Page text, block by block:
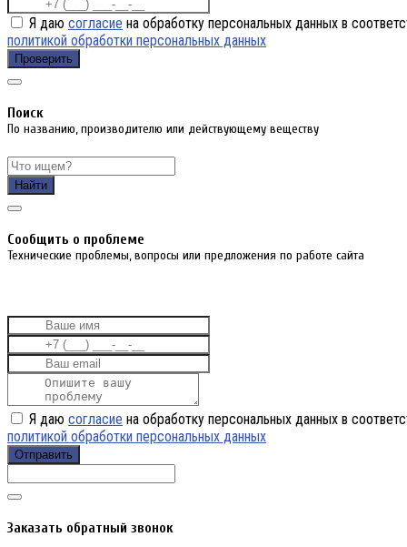
Я даю согласие на обработку персональных данных в
политикой обработки персональных данных
Проверить
Поиск
По названию, производителю или действующему веществу
Найти
Cообщить о проблеме
Технические проблемы, вопросы или предложения по работе сайта
Я даю согласие на обработку персональных данных в
политикой обработки персональных данных
Отправить
Заказать обратный звонок